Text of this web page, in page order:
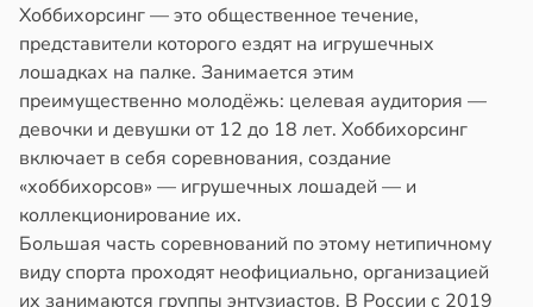
Хоббихорсинг — это общественное течение,
представители которого ездят на игрушечных
лошадках на палке. Занимается этим
преимущественно молодёжь: целевая аудитория —
девочки и девушки от 12 до 18 лет. Хоббихорсинг
включает в себя соревнования, создание
«хоббихорсов» — игрушечных лошадей — и
коллекционирование их.
Большая часть соревнований по этому нетипичному
виду спорта проходят неофициально, организацией
их занимаются группы энтузиастов. В России с 2019